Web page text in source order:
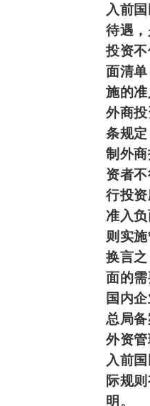
入前
待遇
投资
面清
施的
外商
条规
制外
资者
行投
准入
则实
换言
面的
国内
总局
外资
入前
际规
明。